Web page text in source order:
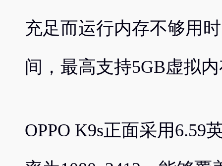
充足而运行内存不够用
间，最高支持5GB虚拟
OPPO K9s正面采用6.59